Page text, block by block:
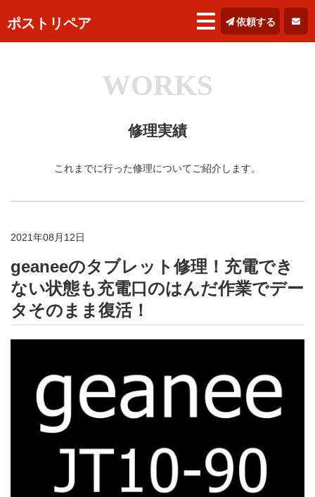
ポストリペア 依頼する
WORKS
修理実績
これまでに行った修理についてご紹介します。
2021年08月12日
geaneeのタブレット修理！充電でき
ない状態も充電口のはんだ作業でデー
タそのまま復活！